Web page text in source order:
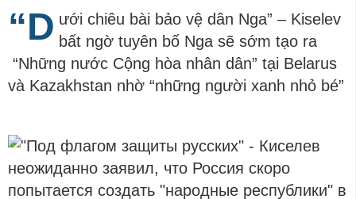
“D ưới chiêu bài bảo vệ dân Nga” – Kiselev
bất ngờ tuyên bố Nga sẽ sớm tạo ra
“Những nước Cộng hòa nhân dân” tại Belarus
và Kazakhstan nhờ “những người xanh nhỏ bé”